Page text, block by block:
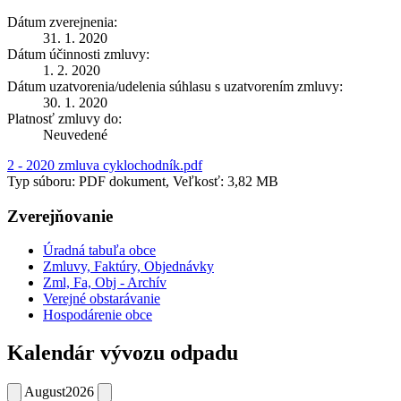
Dátum zverejnenia:
31. 1. 2020
Dátum účinnosti zmluvy:
1. 2. 2020
Dátum uzatvorenia/udelenia súhlasu s uzatvorením zmluvy:
30. 1. 2020
Platnosť zmluvy do:
Neuvedené
2 - 2020 zmluva cyklochodník.pdf
Typ súboru: PDF dokument, Veľkosť: 3,82 MB
Zverejňovanie
Úradná tabuľa obce
Zmluvy, Faktúry, Objednávky
Zml, Fa, Obj - Archív
Verejné obstarávanie
Hospodárenie obce
Kalendár vývozu odpadu
August2026